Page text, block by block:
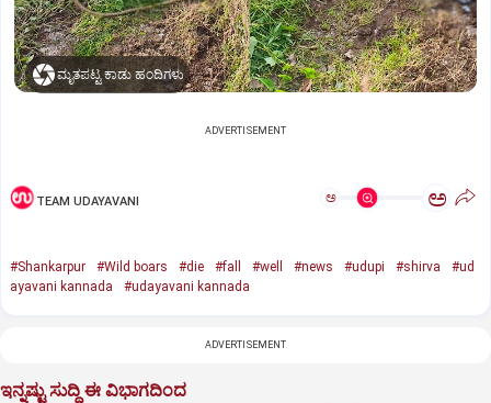
ಮೃತಪಟ್ಟ ಕಾಡು ಹಂದಿಗಳು
ADVERTISEMENT
TEAM UDAYAVANI ಅ ಅ
#Shankarpur #Wild boars #die #fall #well #news #udupi #shirva
#ud
ayavani kannada
#udayavani kannada
ADVERTISEMENT
ಇನ್ನಷ್ಟು ಸುದ್ದಿ ಈ ವಿಭಾಗದಿಂದ